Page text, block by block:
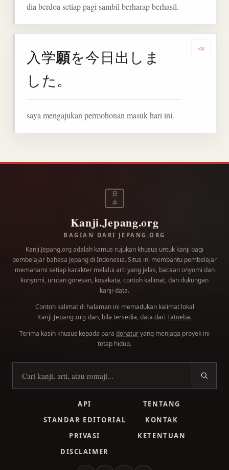
dia berdoa setiap pagi sambil berharap berhasil.
入学願を今日出しま
した。
saya mengajukan permohonan masuk hari ini.
日
本
Kanji.Jepang.org
BAGIAN DARI JEPANG.ORG
Kanji.Jepang.org adalah kamus rujukan khusus untuk kanji bagi
pembelajar bahasa Jepang di Indonesia. Situs ini membantu pembelajar
memahami setiap karakter melalui arti yang jelas, bacaan onyomi dan
kunyomi, urutan goresan, kosakata, contoh kalimat, dan dukungan
kanji-data.
Contoh kalimat di halaman ini memadukan kalimat lokal
Kanji.Jepang.org dan, bila tersedia, data dari Tatoeba.
Terima kasih khusus kepada para donaturyang menjaga proyek ini
tetap hidup.
Cari kanji
API
TENTANG
STANDAR EDITORIAL
KONTAK
PRIVASI
KETENTUAN
DISCLAIMER